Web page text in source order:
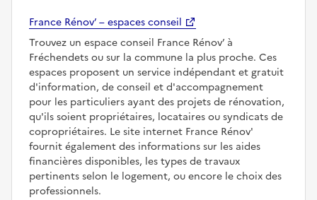
France Rénov’ – espaces conseil
Trouvez un espace conseil France Rénov’ à
Fréchendets ou sur la commune la plus proche. Ces
espaces proposent un service indépendant et gratuit
d'information, de conseil et d'accompagnement
pour les particuliers ayant des projets de rénovation,
qu'ils soient propriétaires, locataires ou syndicats de
copropriétaires. Le site internet France Rénov'
fournit également des informations sur les aides
financières disponibles, les types de travaux
pertinents selon le logement, ou encore le choix des
professionnels.